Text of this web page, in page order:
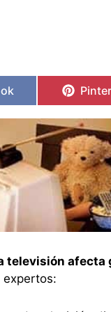
en
televisión afecta
expertos:
en